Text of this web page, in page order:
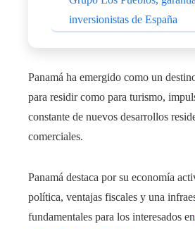
inversionistas de España
Panamá ha emergido como un
para residir como para turismo,
constante de nuevos desarrollos
comerciales.
Panamá destaca por su economía
política, ventajas fiscales y una
fundamentales para los interesados en